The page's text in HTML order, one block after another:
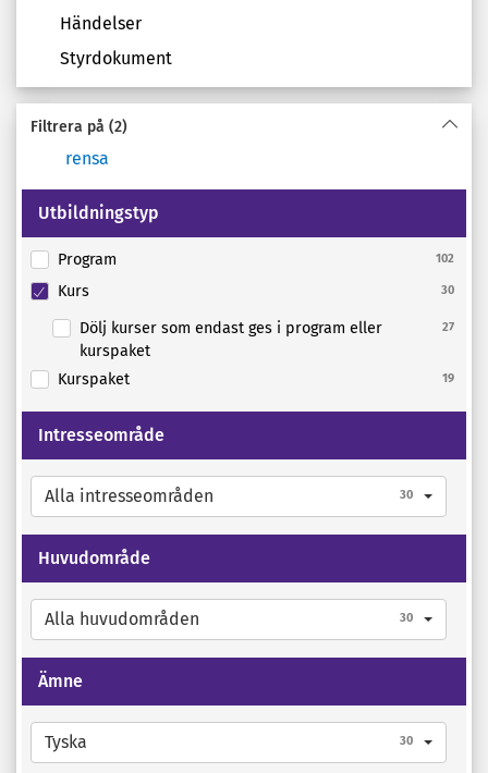
Händelser
Styrdokument
Filtrera på (2)
rensa
Utbildningstyp
Program 102
Kurs 30
Dölj kurser som endast ges i program eller
kurspaket
27
Kurspaket 19
Intresseområde
Alla intresseområden 30
Huvudområde
Alla huvudområden 30
Ämne
Tyska 30